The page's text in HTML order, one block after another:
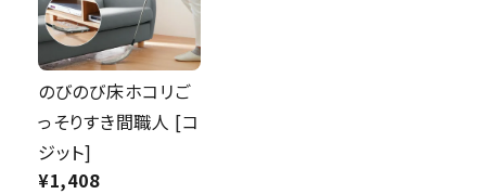
のびのび床ホコリご
っそりすき間職人 [コ
ジット]
¥1,408